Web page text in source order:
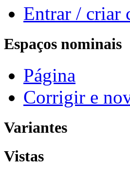
Entrar / criar
Espaços nominais
Página
Corrigir e
Variantes
Vistas